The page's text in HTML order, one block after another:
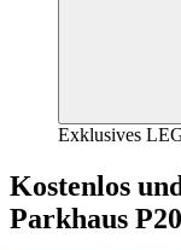
Exklusives
Kostenlos
Parkhaus P20